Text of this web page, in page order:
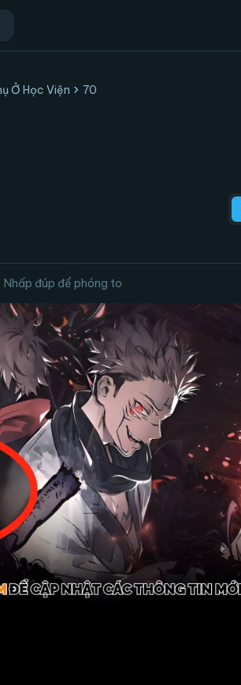
Ở Học Viện chevron_right 70
Nhấp đúp để phóng to